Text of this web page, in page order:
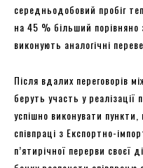
середньодобовий пробіг
на 45 % більший порівняно
виконують аналогічні
Після вдалих переговорів
беруть участь у реалізації
успішно виконувати
співпраці з Експортно-
п’ятирічної перерви своєї